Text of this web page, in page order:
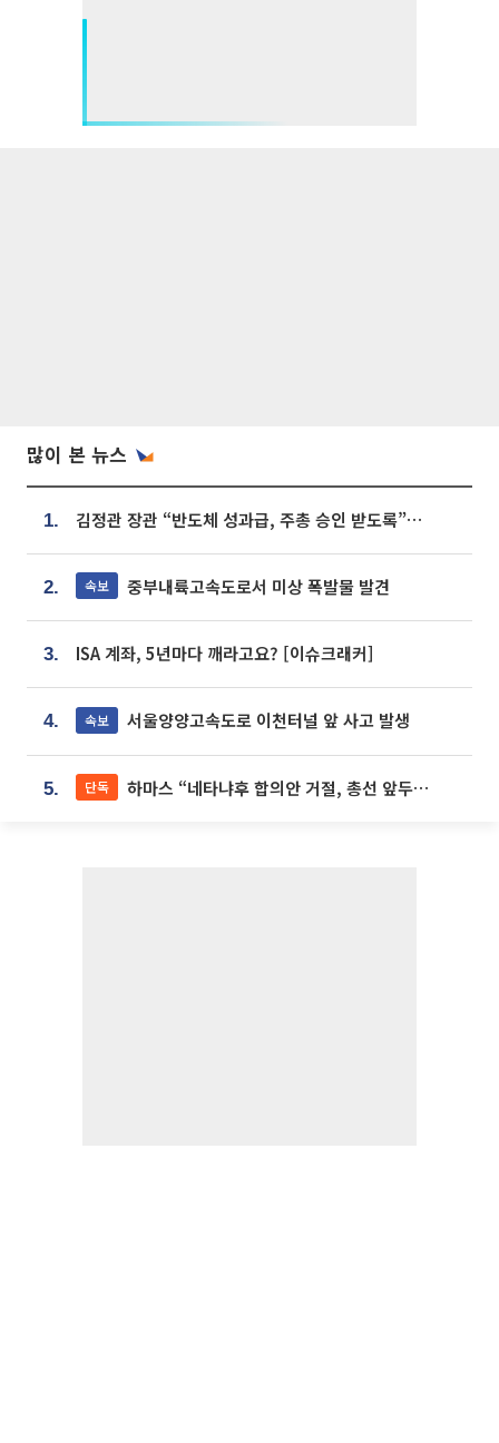
많이 본 뉴스
1. 김정관 장관 “반도체 성과급, 주총 승인 받도록”…상법·자본시장법 개정 시사
2. 속보 중부내륙고속도로서 미상 폭발물 발견
3. ISA 계좌, 5년마다 깨라고요? [이슈크래커]
4. 속보 서울양양고속도로 이천터널 앞 사고 발생
5. 단독 하마스 “네타냐후 합의안 거절, 총선 앞두고 시간 끌기”